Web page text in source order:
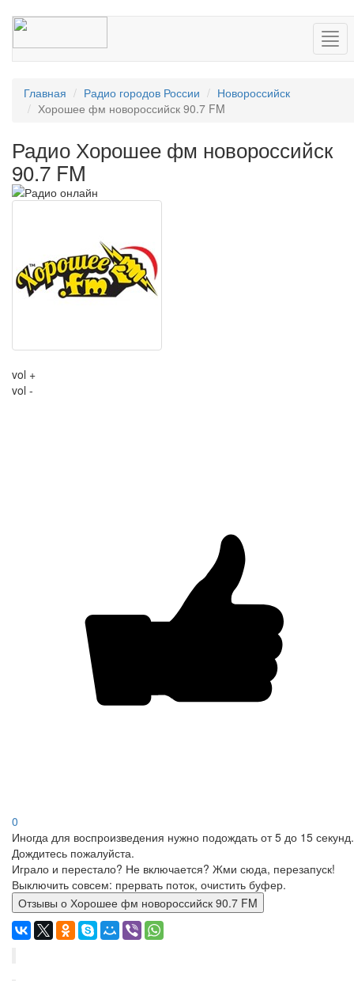
Главная Радио городов России
Новороссийск
Хорошее фм новороссийск 90.7 FM
Радио Хорошее фм новороссийск
90.7 FM
vol +
vol -
0
Иногда для воспроизведения нужно подождать от 5 до 15 секунд.
Дождитесь пожалуйста.
Играло и перестало? Не включается? Жми сюда, перезапуск!
Выключить совсем: прервать поток, очистить буфер.
Отзывы о Хорошее фм новороссийск 90.7 FM